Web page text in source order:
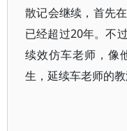
散记会继续，首先
已经超过20年。不
续效仿车老师，像
生，延续车老师的教